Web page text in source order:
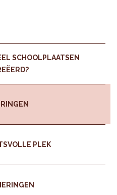
SCHOOLPLAATSEN
PLEK